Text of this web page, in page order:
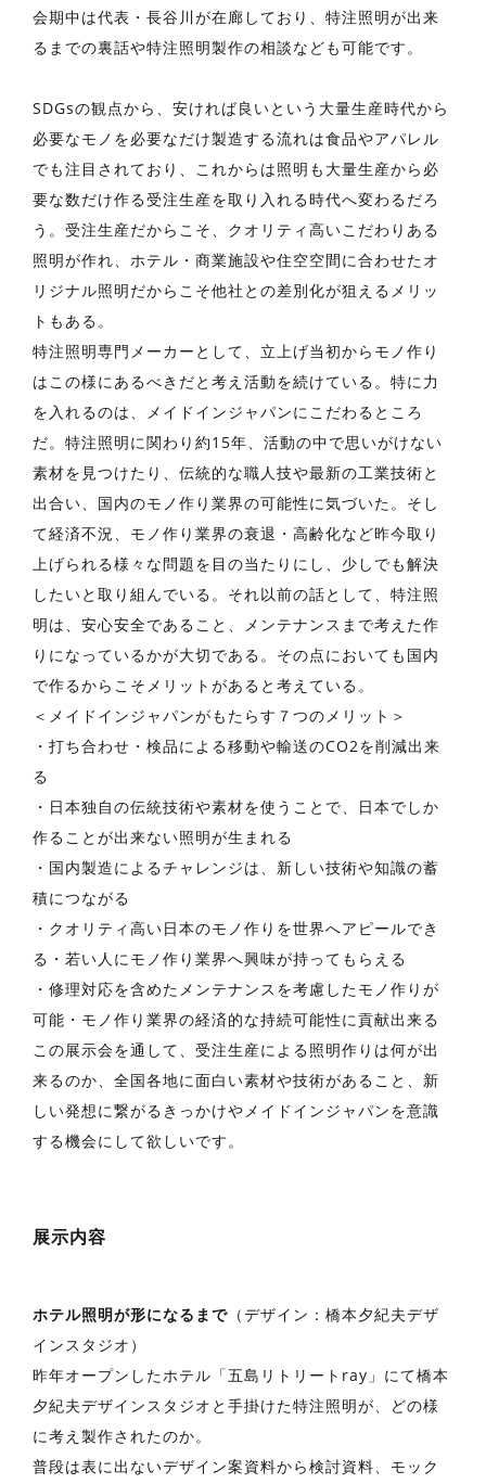
会期中は代表・長谷川が在廊しており、特注照明が出来
るまでの裏話や特注照明製作の相談なども可能です。
SDGsの観点から、安ければ良いという大量生産時代から
必要なモノを必要なだけ製造する流れは食品やアパレル
でも注目されており、これからは照明も大量生産から必
要な数だけ作る受注生産を取り入れる時代へ変わるだろ
う。受注生産だからこそ、クオリティ高いこだわりある
照明が作れ、ホテル・商業施設や住空空間に合わせたオ
リジナル照明だからこそ他社との差別化が狙えるメリッ
トもある。
特注照明専門メーカーとして、立上げ当初からモノ作り
はこの様にあるべきだと考え活動を続けている。特に力
を入れるのは、メイドインジャパンにこだわるところ
だ。特注照明に関わり約15年、活動の中で思いがけない
素材を見つけたり、伝統的な職人技や最新の工業技術と
出合い、国内のモノ作り業界の可能性に気づいた。そし
て経済不況、モノ作り業界の衰退・高齢化など昨今取り
上げられる様々な問題を目の当たりにし、少しでも解決
したいと取り組んでいる。それ以前の話として、特注照
明は、安心安全であること、メンテナンスまで考えた作
りになっているかが大切である。その点においても国内
で作るからこそメリットがあると考えている。
＜メイドインジャパンがもたらす７つのメリット＞
・打ち合わせ・検品による移動や輸送のCO2を削減出来
る
・日本独自の伝統技術や素材を使うことで、日本でしか
作ることが出来ない照明が生まれる
・国内製造によるチャレンジは、新しい技術や知識の蓄
積につながる
・クオリティ高い日本のモノ作りを世界へアピールでき
る・若い人にモノ作り業界へ興味が持ってもらえる
・修理対応を含めたメンテナンスを考慮したモノ作りが
可能・モノ作り業界の経済的な持続可能性に貢献出来る
この展示会を通して、受注生産による照明作りは何が出
来るのか、全国各地に面白い素材や技術があること、新
しい発想に繋がるきっかけやメイドインジャパンを意識
する機会にして欲しいです。
展示内容
ホテル照明が形になるまで （デザイン：橋本夕紀夫デザ
インスタジオ）
昨年オープンしたホテル「五島リトリートray」にて橋本
夕紀夫デザインスタジオと手掛けた特注照明が、どの様
に考え製作されたのか。
普段は表に出ないデザイン案資料から検討資料、モック